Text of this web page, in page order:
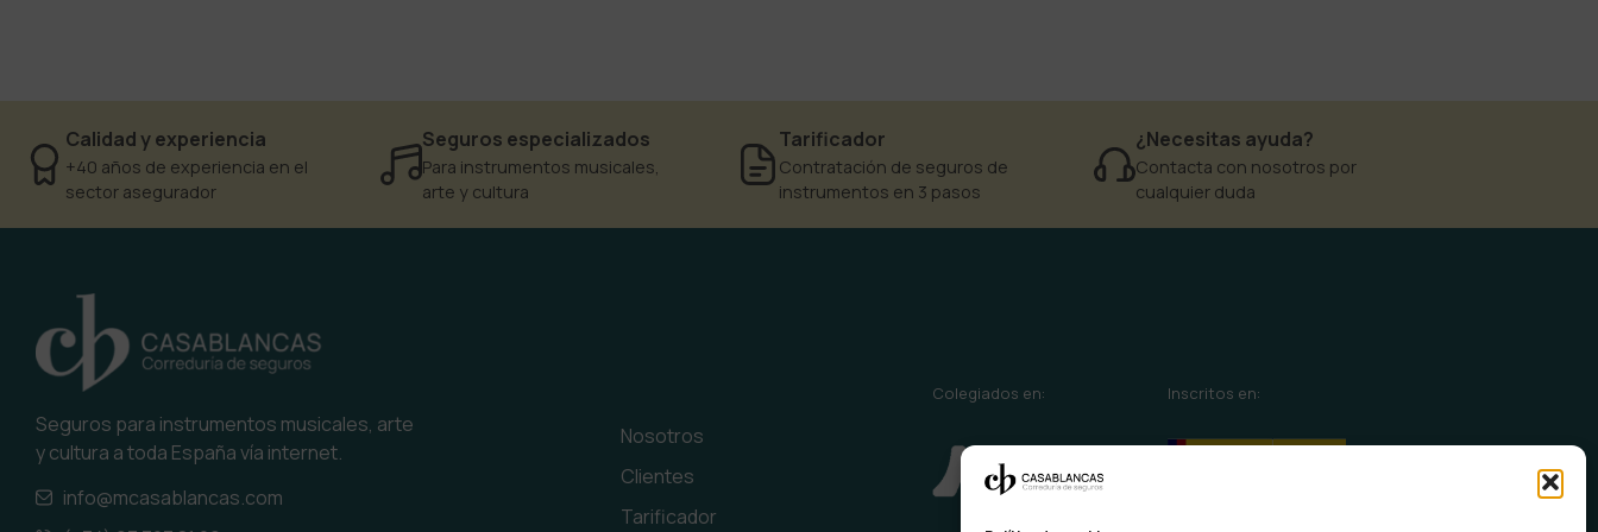
Calidad y experiencia
+40 años de experiencia en el
sector asegurador
Seguros especializados
Para instrumentos musicales,
arte y cultura
Tarificador
Contratación de seguros de
instrumentos en 3 pasos
¿Necesitas ayuda?
Contacta con nosotros por
cualquier duda
Seguros para instrumentos musicales, arte
y cultura a toda España vía internet.
info@mcasablancas.com
Nosotros
Clientes
Tarificador
Colegiados en: Inscritos en: